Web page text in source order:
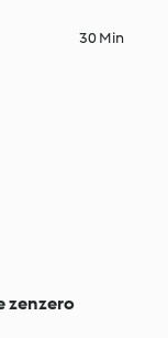
30 Min
zenzero